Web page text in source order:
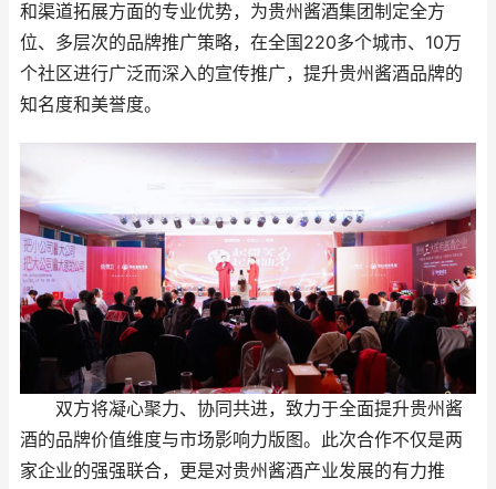
和渠道拓展方面的专业优势，为贵州酱酒集团制定全方
位、多层次的品牌推广策略，在全国220多个城市、10万
个社区进行广泛而深入的宣传推广，提升贵州酱酒品牌的
知名度和美誉度。
双方将凝心聚力、协同共进，致力于全面提升贵州酱
酒的品牌价值维度与市场影响力版图。此次合作不仅是两
家企业的强强联合，更是对贵州酱酒产业发展的有力推